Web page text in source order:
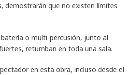
demostrarán que no existen límites
o multi-percusión, junto al
retumban en toda una sala.
en esta obra, incluso desde el